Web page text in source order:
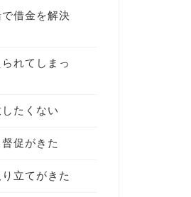
借金を解決
れてしまっ
たくない
促がきた
立てがきた